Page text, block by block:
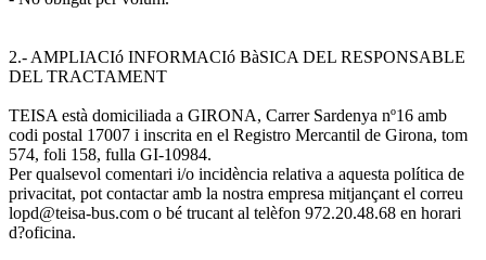
2.- AMPLIACIó INFORMACIó BàSICA DEL RESPONSABLE
DEL TRACTAMENT
TEISA està domiciliada a GIRONA, Carrer Sardenya nº16 amb
codi postal 17007 i inscrita en el Registro Mercantil de Girona, tom
574, foli 158, fulla GI-10984.
Per qualsevol comentari i/o incidència relativa a aquesta política de
privacitat, pot contactar amb la nostra empresa mitjançant el correu
lopd@teisa-bus.com o bé trucant al telèfon 972.20.48.68 en horari
d?oficina.